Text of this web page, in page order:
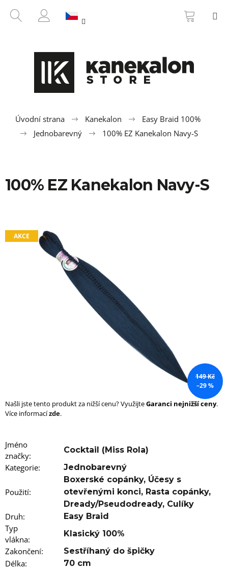
HLEDAT
PŘIHLÁŠENÍ
KOŠÍK
Úvodní strana Kanekalon
Easy Braid 100%
Jednobarevný
100% EZ Kanekalon Navy-S
100% EZ Kanekalon Navy-S
AKCE
149 Kč
–29 %
Našli jste tento produkt za nižší cenu? VyužijteGaranci nejnižší ceny.
Více informacízde.
Jméno
značky:
Cocktail (Miss Rola)
Kategorie: Jednobarevný
Použití:
Boxerské copánky, Účesy s
otevřenými konci, Rasta copánky,
Dready/Pseudodready, Culíky
Druh: Easy Braid
Typ
vlákna:
Klasický 100%
Zakončení: Sestříhaný do špičky
Délka: 70 cm
ZPĚT
ZPĚT
e
n
a
o
p
o
č
u
j
e
100%
JUMBO
BRAID
KANEKALON
4
SUPERBRAID